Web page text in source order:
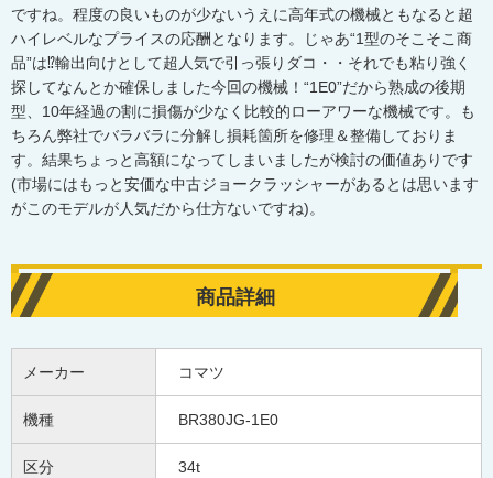
ですね。程度の良いものが少ないうえに高年式の機械ともなると超
ハイレベルなプライスの応酬となります。じゃあ“1型のそこそこ商
品”は⁉輸出向けとして超人気で引っ張りダコ・・それでも粘り強く
探してなんとか確保しました今回の機械！“1E0”だから熟成の後期
型、10年経過の割に損傷が少なく比較的ローアワーな機械です。も
ちろん弊社でバラバラに分解し損耗箇所を修理＆整備しておりま
す。結果ちょっと高額になってしまいましたが検討の価値ありです
(市場にはもっと安価な中古ジョークラッシャーがあるとは思います
がこのモデルが人気だから仕方ないですね)。
商品詳細
メーカー コマツ
機種 BR380JG-1E0
区分 34t